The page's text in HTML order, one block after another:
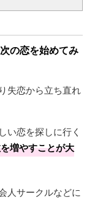
の恋を始めてみ
失恋から立ち直れ
い恋を探しに行く
増やすことが大
人サークルなどに